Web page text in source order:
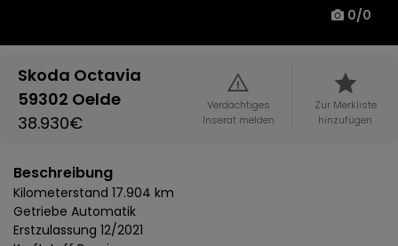
0/0
Skoda Octavia
59302 Oelde
38.930€
Verdächtiges
Inserat melden
Zur Merkliste
hinzufügen
Beschreibung
Kilometerstand 17.904 km
Getriebe Automatik
Erstzulassung 12/2021